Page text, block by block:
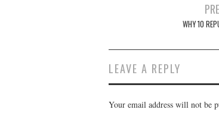
WHY 10
LEAVE A REPLY
Your email address will not be